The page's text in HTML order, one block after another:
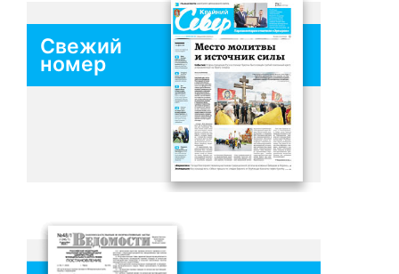
Свежий
номер